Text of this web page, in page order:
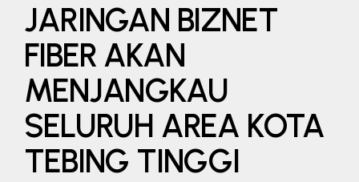
JARINGAN BIZNET
FIBER AKAN
MENJANGKAU
SELURUH AREA KOTA
TEBING TINGGI